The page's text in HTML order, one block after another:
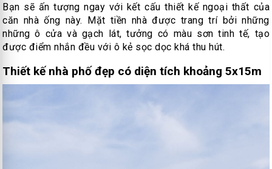
Bạn sẽ ấn tượng ngay với kết cấu thiết kế ngoại thất của
căn nhà ống này. Mặt tiền nhà được trang trí bởi những
những ô cửa và gạch lát, tưởng có màu sơn tinh tế, tạo
được điểm nhắn đều với ô kẻ sọc dọc khá thu hút.
Thiết kế nhà phố đẹp có diện tích khoảng 5x15m